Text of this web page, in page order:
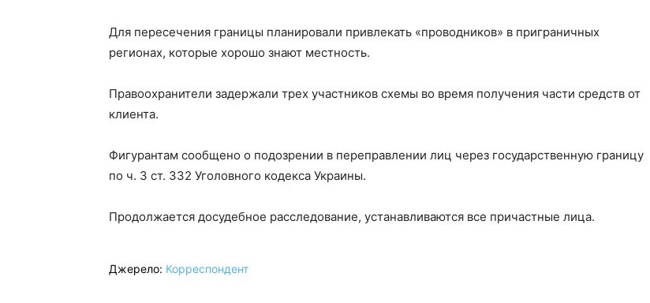
Для пересечения границы планировали привлекать «проводников» в приграничных
регионах, которые хорошо знают местность.
Правоохранители задержали трех участников схемы во время получения части средств от
клиента.
Фигурантам сообщено о подозрении в переправлении лиц через государственную границу
по ч. 3 ст. 332 Уголовного кодекса Украины.
Продолжается досудебное расследование, устанавливаются все причастные лица.
Джерело: Корреспондент